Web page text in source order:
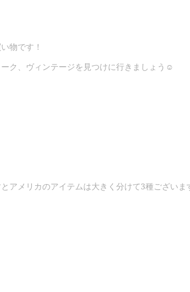
物です！
ク、ヴィンテージを見つけに行きましょう☺
アメリカのアイテムは大きく分けて3種ございま